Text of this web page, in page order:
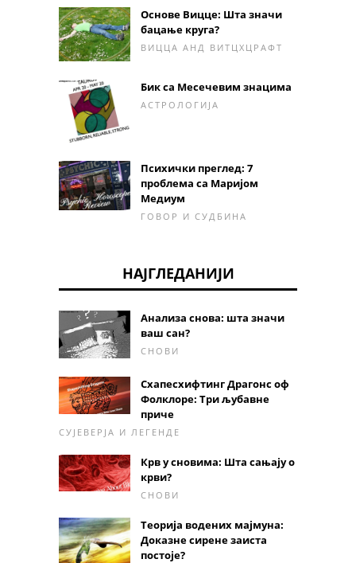
Основе Вицце: Шта значи
бацање круга?
ВИЦЦА АНД ВИТЦХЦРАФТ
Бик са Месечевим знацима
АСТРОЛОГИЈА
Психички преглед: 7
проблема са Маријом
Медиум
ГОВОР И СУДБИНА
НАЈГЛЕДАНИЈИ
Анализа снова: шта значи
ваш сан?
СНОВИ
Схапесхифтинг Драгонс оф
Фолклоре: Три љубавне
приче
СУЈЕВЕРЈА И ЛЕГЕНДЕ
Крв у сновима: Шта сањају о
крви?
СНОВИ
Теорија водених мајмуна:
Доказне сирене заиста
постоје?